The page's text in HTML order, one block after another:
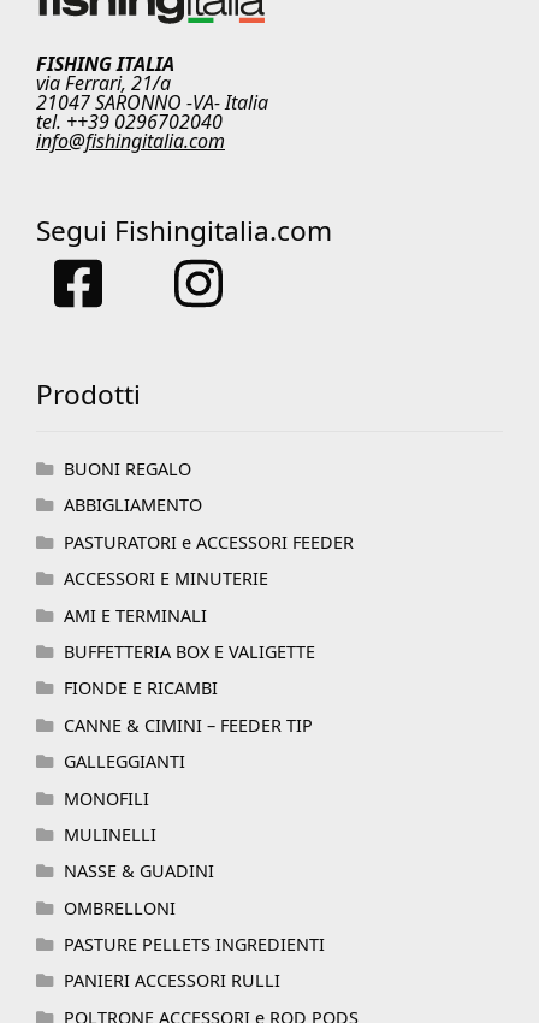
FISHING ITALIA
via Ferrari, 21/a
21047 SARONNO -VA- Italia
tel. ++39 0296702040
info@fishingitalia.com
Segui Fishingitalia.com
Prodotti
BUONI REGALO
ABBIGLIAMENTO
PASTURATORI e ACCESSORI FEEDER
ACCESSORI E MINUTERIE
AMI E TERMINALI
BUFFETTERIA BOX E VALIGETTE
FIONDE E RICAMBI
CANNE & CIMINI – FEEDER TIP
GALLEGGIANTI
MONOFILI
MULINELLI
NASSE & GUADINI
OMBRELLONI
PASTURE PELLETS INGREDIENTI
PANIERI ACCESSORI RULLI
POLTRONE ACCESSORI e ROD PODS